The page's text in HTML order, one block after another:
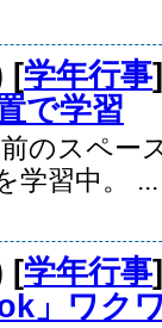
[学年行事
で学習
スペース
学習中。 ...
[学年行事
」ワク